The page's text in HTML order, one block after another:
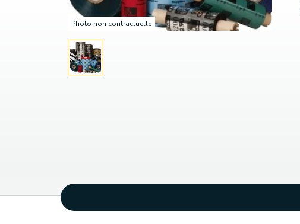
Photo non contractuelle